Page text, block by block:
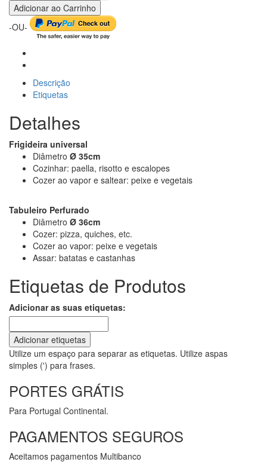
Adicionar ao Carrinho
-OU-
Descrição
Etiquetas
Detalhes
Frigideira universal
Diâmetro Ø 35cm
Cozinhar: paella, risotto e escalopes
Cozer ao vapor e saltear: peixe e vegetais
Tabuleiro Perfurado
Diâmetro Ø 36cm
Cozer: pizza, quiches, etc.
Cozer ao vapor: peixe e vegetais
Assar: batatas e castanhas
Etiquetas de Produtos
Adicionar as suas etiquetas:
Adicionar etiquetas
Utilize um espaço para separar as etiquetas. Utilize aspas
simples (') para frases.
PORTES GRÁTIS
Para Portugal Continental.
PAGAMENTOS SEGUROS
Aceitamos pagamentos Multibanco